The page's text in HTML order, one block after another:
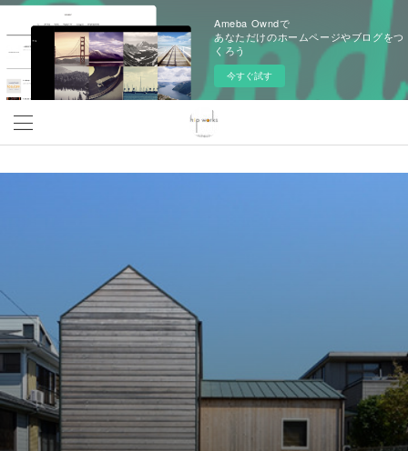
Ameba Owndで
あなただけのホームページやブログをつ
くろう
今すぐ試す